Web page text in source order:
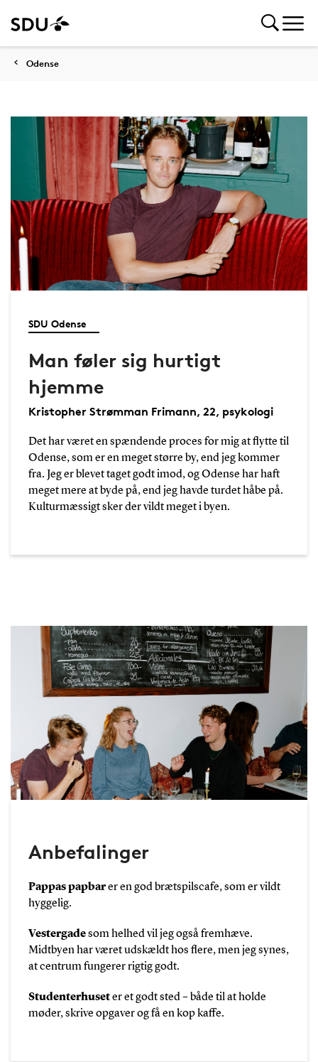
Odense
SDU Odense
Man føler sig hurtigt
hjemme
Kristopher Strømman Frimann, 22, psykologi
Det har været en spændende proces for mig at flytte til
Odense, som er en meget større by, end jeg kommer
fra. Jeg er blevet taget godt imod, og Odense har haft
meget mere at byde på, end jeg havde turdet håbe på.
Kulturmæssigt sker der vildt meget i byen.
Anbefalinger
Pappas papbarer en god brætspilscafe, som er vildt
hyggelig.
Vestergadesom helhed vil jeg også fremhæve.
Midtbyen har været udskældt hos flere, men jeg synes,
at centrum fungerer rigtig godt.
Studenterhuseter et godt sted – både til at holde
møder, skrive opgaver og få en kop kaffe.